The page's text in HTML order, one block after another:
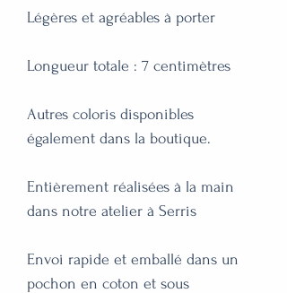
Légères et agréables à porter
Longueur totale : 7 centimètres
Autres coloris disponibles
également dans la boutique.
Entièrement réalisées à la main
dans notre atelier à Serris
Envoi rapide et emballé dans un
pochon en coton et sous